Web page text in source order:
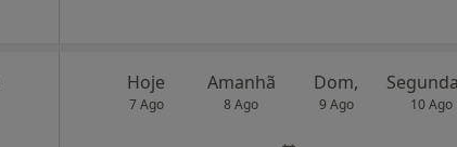
Hoje
7 Ago
Amanhã
8 Ago
Dom,
9 Ago 10 Ago